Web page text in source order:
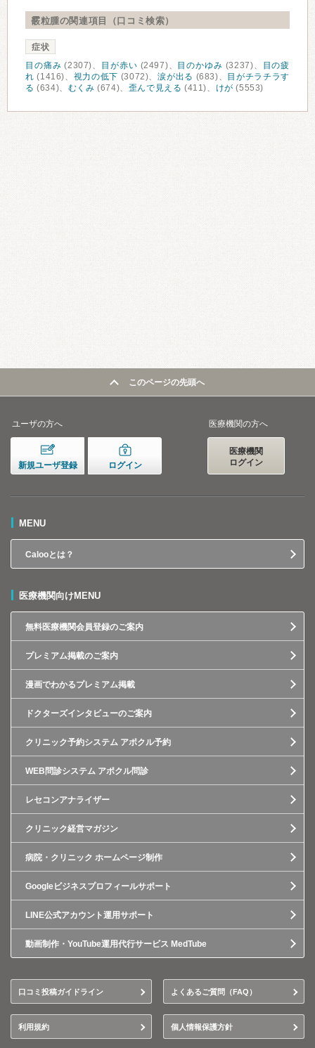
霰粒腫の関連項目（口コミ検索）
症状
目の痛み (2307)、 目が赤い (2497)、 目のかゆみ (3237)、
目の疲
れ (1416)、 視力の低下 (3072)、涙が出る (683)、
目がチラチラす
る (634)、 むくみ (674)、 歪んで見える (411)、 けが (5553)
このページの先頭へ
ユーザの方へ
新規ユーザ登録 ログイン
医療機関の方へ
医療機関
ログイン
MENU
Calooとは？
医療機関向けMENU
無料医療機関会員登録のご案内
プレミアム掲載のご案内
漫画でわかるプレミアム掲載
ドクターズインタビューのご案内
クリニック予約システム アポクル予約
WEB問診システム アポクル問診
レセコンアナライザー
クリニック経営マガジン
病院・クリニック ホームページ制作
Googleビジネスプロフィールサポート
LINE公式アカウント運用サポート
動画制作・YouTube運用代行サービス MedTube
口コミ投稿ガイドライン よくあるご質問（FAQ）
利用規約 個人情報保護方針